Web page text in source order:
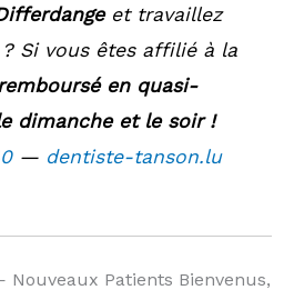
et travaillez
Si vous êtes affilié à la
en quasi-
dimanche et le soir !
— dentiste-tanson.lu
Patients Bienvenus,